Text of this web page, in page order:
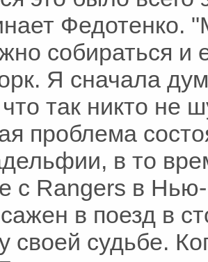
Федотенко.
собираться и
Я сначала
так никто не
проблема
в то
с Rangers в
в поезд в
своей судьбе.